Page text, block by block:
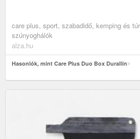
care plus, sport, szabadidő, kemping és
szúnyoghálók
alza.hu
Hasonlók, mint Care Plus Duo Box Durallin